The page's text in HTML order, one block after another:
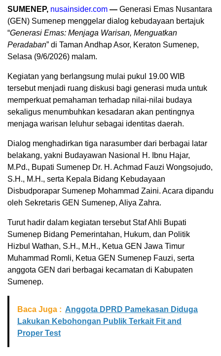
SUMENEP, nusainsider.com — Generasi Emas Nusantara
(GEN) Sumenep menggelar dialog kebudayaan bertajuk
“Generasi Emas: Menjaga Warisan, Menguatkan
Peradaban” di Taman Andhap Asor, Keraton Sumenep,
Selasa (9/6/2026) malam.
Kegiatan yang berlangsung mulai pukul 19.00 WIB
tersebut menjadi ruang diskusi bagi generasi muda untuk
memperkuat pemahaman terhadap nilai-nilai budaya
sekaligus menumbuhkan kesadaran akan pentingnya
menjaga warisan leluhur sebagai identitas daerah.
Dialog menghadirkan tiga narasumber dari berbagai latar
belakang, yakni Budayawan Nasional H. Ibnu Hajar,
M.Pd., Bupati Sumenep Dr. H. Achmad Fauzi Wongsojudo,
S.H., M.H., serta Kepala Bidang Kebudayaan
Disbudporapar Sumenep Mohammad Zaini. Acara dipandu
oleh Sekretaris GEN Sumenep, Aliya Zahra.
Turut hadir dalam kegiatan tersebut Staf Ahli Bupati
Sumenep Bidang Pemerintahan, Hukum, dan Politik
Hizbul Wathan, S.H., M.H., Ketua GEN Jawa Timur
Muhammad Romli, Ketua GEN Sumenep Fauzi, serta
anggota GEN dari berbagai kecamatan di Kabupaten
Sumenep.
Baca Juga : Anggota DPRD Pamekasan Diduga
Lakukan Kebohongan Publik Terkait Fit and
Proper Test